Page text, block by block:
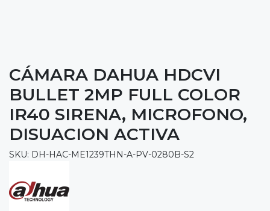
CÁMARA DAHUA HDCVI
BULLET 2MP FULL COLOR
IR40 SIRENA, MICROFONO,
DISUACION ACTIVA
SKU: DH-HAC-ME1239THN-A-PV-0280B-S2